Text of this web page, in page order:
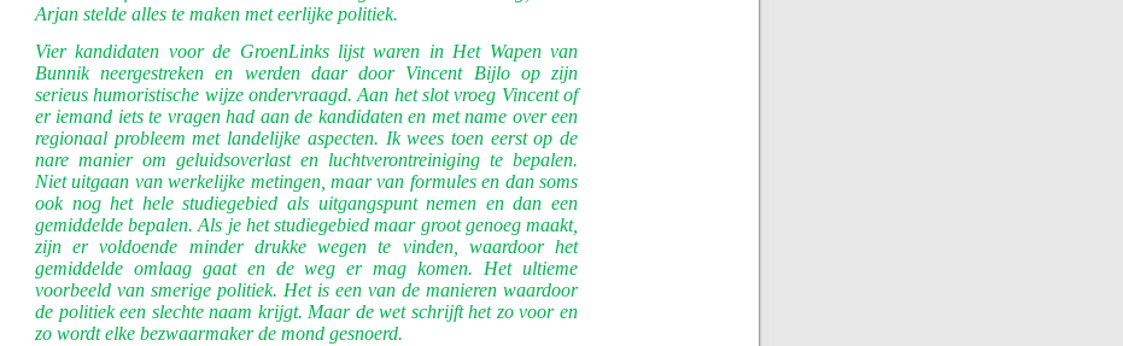
Arjan stelde alles te maken met eerlijke politiek.
Vier kandidaten voor de GroenLinks lijst waren in Het Wapen van
Bunnik neergestreken en werden daar door Vincent Bijlo op zijn
serieus humoristische wijze ondervraagd. Aan het slot vroeg Vincent of
er iemand iets te vragen had aan de kandidaten en met name over een
regionaal probleem met landelijke aspecten. Ik wees toen eerst op de
nare manier om geluidsoverlast en luchtverontreiniging te bepalen.
Niet uitgaan van werkelijke metingen, maar van formules en dan soms
ook nog het hele studiegebied als uitgangspunt nemen en dan een
gemiddelde bepalen. Als je het studiegebied maar groot genoeg maakt,
zijn er voldoende minder drukke wegen te vinden, waardoor het
gemiddelde omlaag gaat en de weg er mag komen. Het ultieme
voorbeeld van smerige politiek. Het is een van de manieren waardoor
de politiek een slechte naam krijgt. Maar de wet schrijft het zo voor en
zo wordt elke bezwaarmaker de mond gesnoerd.